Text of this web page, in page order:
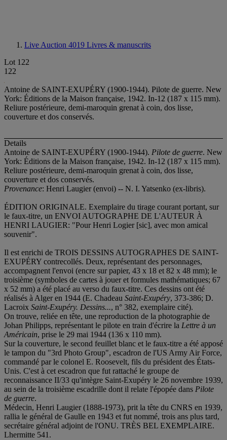
Live Auction 4019 Livres & manuscrits
Lot 122
122
Antoine de SAINT-EXUPÉRY (1900-1944). Pilote de guerre. New
York: Éditions de la Maison française, 1942. In-12 (187 x 115 mm).
Reliure postérieure, demi-maroquin grenat à coin, dos lisse,
couverture et dos conservés.
Details
Antoine de SAINT-EXUPÉRY (1900-1944). Pilote de guerre. New
York: Éditions de la Maison française, 1942. In-12 (187 x 115 mm).
Reliure postérieure, demi-maroquin grenat à coin, dos lisse,
couverture et dos conservés.
Provenance: Henri Laugier (envoi) -- N. I. Yatsenko (ex-libris).
ÉDITION ORIGINALE. Exemplaire du tirage courant portant, sur
le faux-titre, un ENVOI AUTOGRAPHE DE L'AUTEUR À
HENRI LAUGIER: "Pour Henri Logier [sic], avec mon amical
souvenir".
Il est enrichi de TROIS DESSINS AUTOGRAPHES DE SAINT-
EXUPÉRY contrecollés. Deux, représentant des personnages,
accompagnent l'envoi (encre sur papier, 43 x 18 et 82 x 48 mm); le
troisième (symboles de cartes à jouer et formules mathématiques; 67
x 52 mm) a été placé au verso du faux-titre. Ces dessins ont été
réalisés à Alger en 1944 (E. Chadeau Saint-Exupéry, 373-386; D.
Lacroix Saint-Exupéry. Dessins..., n° 382, exemplaire cité).
On trouve, reliée en tête, une reproduction de la photographie de
Johan Philipps, représentant le pilote en train d'écrire la Lettre à un
Américain, prise le 29 mai 1944 (136 x 110 mm).
Sur la couverture, le second feuillet blanc et le faux-titre a été apposé
le tampon du "3rd Photo Group", escadron de l'US Army Air Force,
commandé par le colonel E. Roosevelt, fils du président des États-
Unis. C'est à cet escadron que fut rattaché le groupe de
reconnaissance II/33 qu'intègre Saint-Exupéry le 26 novembre 1939,
au sein de la troisième escadrille dont il relate l'épopée dans Pilote
de guerre.
Médecin, Henri Laugier (1888-1973), prit la tête du CNRS en 1939,
rallia le général de Gaulle en 1943 et fut nommé, trois ans plus tard,
secrétaire général adjoint de l'ONU. TRÈS BEL EXEMPLAIRE.
Lhermitte 541.